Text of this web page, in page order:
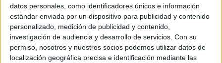
datos personales, como identificadores únicos e información
estándar enviada por un dispositivo para publicidad y contenido
personalizado, medición de publicidad y contenido,
investigación de audiencia y desarrollo de servicios. Con su
permiso, nosotros y nuestros socios podemos utilizar datos de
localización geográfica precisa e identificación mediante las
Daitsuapuesta por el territorio de la música
estrenándose como patrocinador oficial de Sónar
2024, en el marco de su 20 aniversario y de su
estrategia de posicionamiento, que busca
impulsar su difusión y notoriedad de marca.